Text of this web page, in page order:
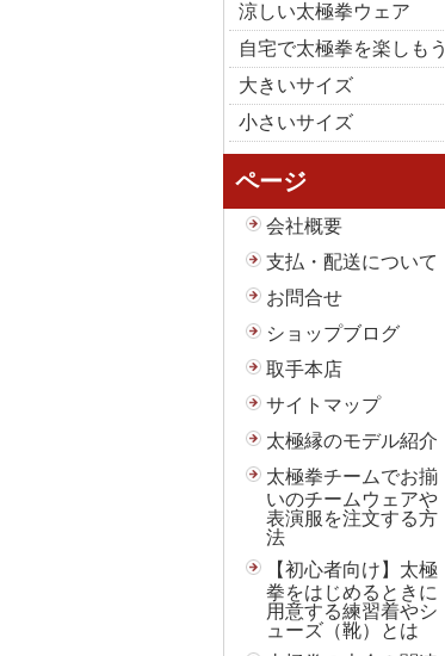
涼しい太極拳ウェア
自宅で太極拳を楽しもう
大きいサイズ
小さいサイズ
ページ
会社概要
支払・配送について
お問合せ
ショップブログ
取手本店
サイトマップ
太極縁のモデル紹介
太極拳チームでお揃
いのチームウェアや
表演服を注文する方
法
【初心者向け】太極
拳をはじめるときに
用意する練習着やシ
ューズ（靴）とは